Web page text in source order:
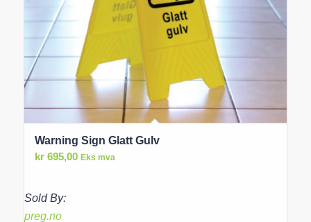
Warning Sign Glatt Gulv
kr695,00 Eks mva
Sold By:
preg.no